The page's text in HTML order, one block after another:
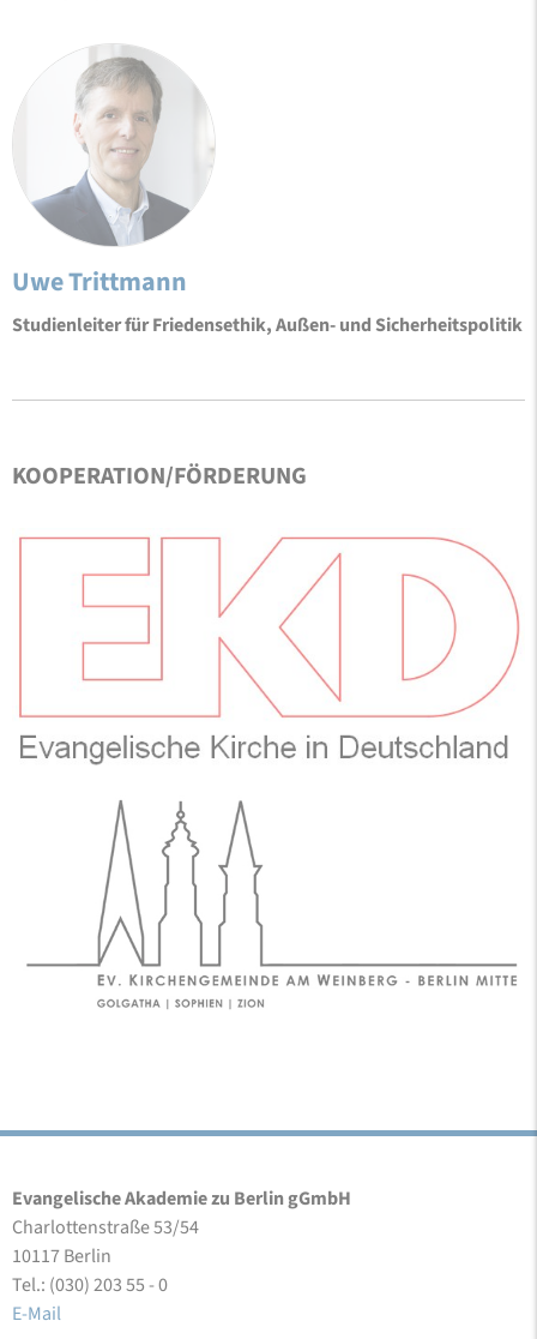
Uwe Trittmann
Studienleiter für Friedensethik, Außen- und Sicherheitspolitik
KOOPERATION/FÖRDERUNG
Evangelische Akademie zu Berlin gGmbH
Charlottenstraße 53/54
10117 Berlin
Tel.: (030) 203 55 - 0
E-Mail